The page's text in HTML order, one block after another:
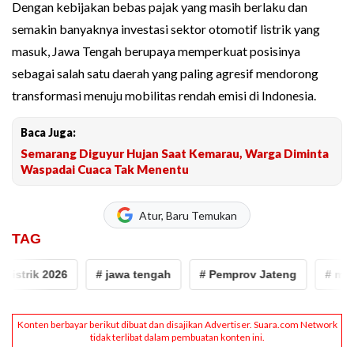
Dengan kebijakan bebas pajak yang masih berlaku dan
semakin banyaknya investasi sektor otomotif listrik yang
masuk, Jawa Tengah berupaya memperkuat posisinya
sebagai salah satu daerah yang paling agresif mendorong
transformasi menuju mobilitas rendah emisi di Indonesia.
Baca Juga:
Semarang Diguyur Hujan Saat Kemarau, Warga Diminta
Waspadai Cuaca Tak Menentu
Atur, Baru Temukan
TAG
2026 # jawa tengah # Pemprov Jateng # mobil